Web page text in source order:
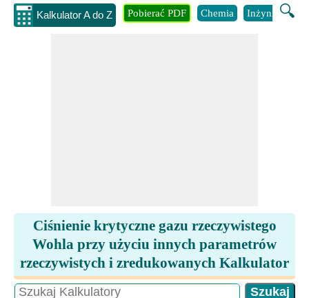
Kalkulator A do Z 🔍
Pobierać PDF Chemia Inżynieria
Ciśnienie krytyczne gazu rzeczywistego
Wohla przy użyciu innych parametrów
rzeczywistych i zredukowanych Kalkulator